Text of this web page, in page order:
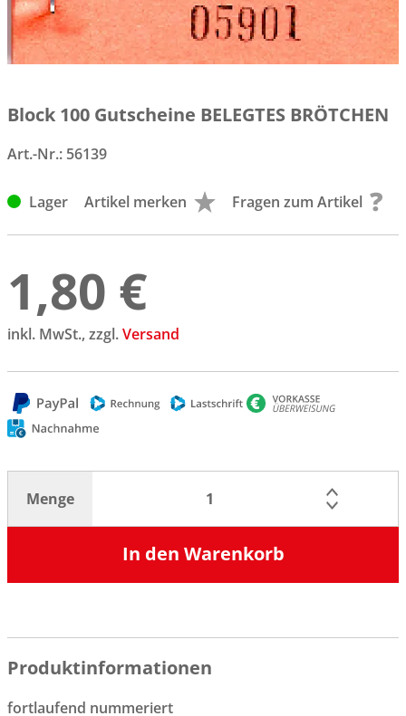
Block 100 Gutscheine BELEGTES BRÖTCHEN
Art.-Nr.: 56139
Lager Artikel merken Fragen zum Artikel
1,80 €
inkl. MwSt., zzgl.Versand
Menge
In den Warenkorb
Produktinformationen
fortlaufend nummeriert